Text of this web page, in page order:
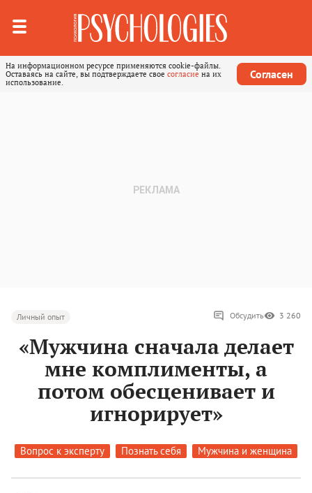
На информационном ресурсе применяются cookie-файлы.
Оставаясь на сайте, вы подтверждаете свое согласие на их
использование.
Согласен
Личный опыт Обсудить 3 260
«Мужчина сначала делает
мне комплименты, а
потом обесценивает и
игнорирует»
Вопрос к эксперту Познать себя Мужчина и женщина